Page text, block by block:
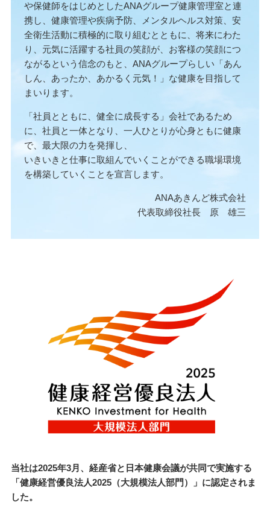
や保健師をはじめとしたANAグループ健康管理室と連
携し、健康管理や疾病予防、メンタルヘルス対策、安
全衛生活動に積極的に取り組むとともに、将来にわた
り、元気に活躍する社員の笑顔が、お客様の笑顔につ
ながるという信念のもと、ANAグループらしい「あん
しん、あったか、あかるく元気！」な健康を目指して
まいります。
「社員とともに、健全に成長する」会社であるため
に、社員と一体となり、一人ひとりが心身ともに健康
で、最大限の力を発揮し、
いきいきと仕事に取組んでいくことができる職場環境
を構築していくことを宣言します。
ANAあきんど株式会社
代表取締役社長 原 雄三
当社は2025年3月、経産省と日本健康会議が共同で実施する
「健康経営優良法人2025（大規模法人部門）」に認定されま
した。